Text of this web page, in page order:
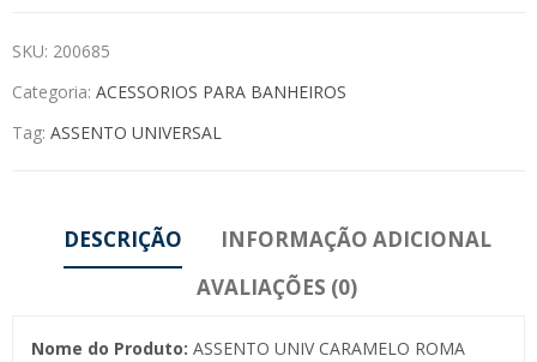
SKU: 200685
Categoria: ACESSORIOS PARA BANHEIROS
Tag: ASSENTO UNIVERSAL
DESCRIÇÃO
INFORMAÇÃO ADICIONAL
AVALIAÇÕES (0)
Nome do Produto: ASSENTO UNIV CARAMELO ROMA